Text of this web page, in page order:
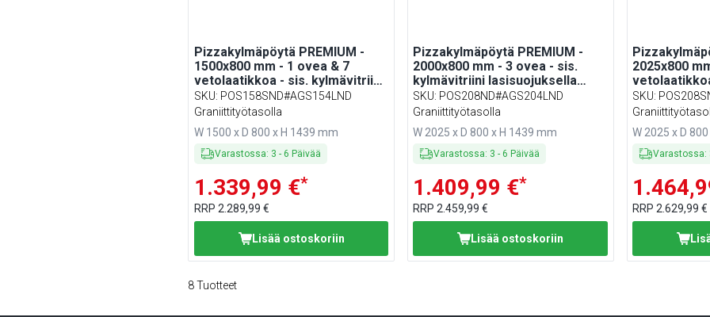
Pizzakylmäpöytä PREMIUM -
1500x800 mm - 1 ovea & 7
vetolaatikkoa - sis. kylmävitriini
lasisuojuksella LED-
valaistuksella - 5 x GN 1/3 + 1 x
SKU: POS158SND#AGS154LND
Graniittityötasolla
W 1500 x D 800 x H 1439 mm
Varastossa: 3 - 6 Päivää
1.339,99 €*
RRP 2.289,99 €
Lisää ostoskoriin
Pizzakylmäpöytä PREMIUM -
2000x800 mm - 3 ovea - sis.
kylmävitriini lasisuojuksella
LED-valaistuksella - 10 GN 1/4 -
astiaa
SKU: POS208ND#AGS204LND
Graniittityötasolla
W 2025 x D 800 x H 1439 mm
Varastossa: 3 - 6 Päivää
1.409,99 €*
RRP2.459,99 €
Lisää ostoskoriin
2025x800
SKU:
W 2025 x D
Varastossa:
RRP2.629,99 €
8 Tuotteet